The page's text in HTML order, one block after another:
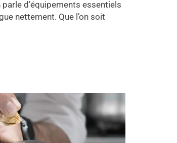
d’équipements essentiels
nettement. Que l’on soit